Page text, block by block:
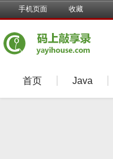
手机页面 收藏
首页 Java